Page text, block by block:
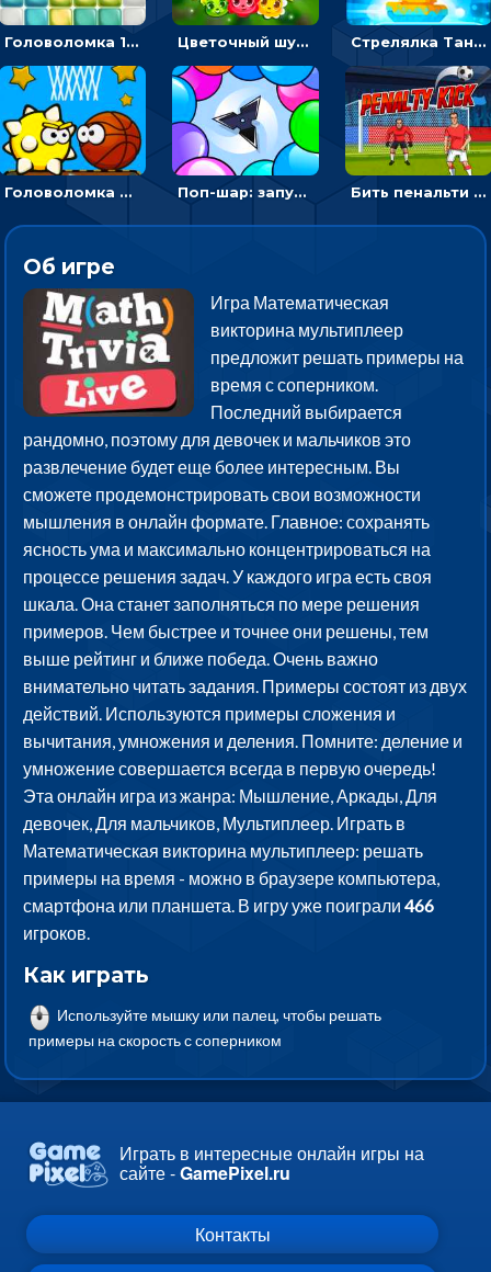
Головоломка 10х10 Цветочный шутер: стрелять пчелками по цветам Стрелялка Танковые войны: бить по танку врага, чтобы уничтожить зло
Головоломка Невероятный баскетбол: проложить путь и отправить мяч в корзину Поп-шар: запускать колючку, чтобы лопать воздушные шарики Бить пенальти по воротам или мишеням - спортивная аркада
Об игре
Игра Математическая
викторина мультиплеер
предложит решать примеры на
время с соперником.
Последний выбирается
рандомно, поэтому для девочек и мальчиков это
развлечение будет еще более интересным. Вы
сможете продемонстрировать свои возможности
мышления в онлайн формате. Главное: сохранять
ясность ума и максимально концентрироваться на
процессе решения задач. У каждого игра есть своя
шкала. Она станет заполняться по мере решения
примеров. Чем быстрее и точнее они решены, тем
выше рейтинг и ближе победа. Очень важно
внимательно читать задания. Примеры состоят из двух
действий. Используются примеры сложения и
вычитания, умножения и деления. Помните: деление и
умножение совершается всегда в первую очередь!
Эта онлайн игра из жанра: Мышление, Аркады, Для
девочек, Для мальчиков, Мультиплеер. Играть в
Математическая викторина мультиплеер: решать
примеры на время - можно в браузере компьютера,
смартфона или планшета. В игру уже поиграли466
игроков.
Как играть
Используйте мышку или палец, чтобы решать
примеры на скорость с соперником
Играть в интересные онлайн игры на
сайте -GamePixel.ru
Контакты